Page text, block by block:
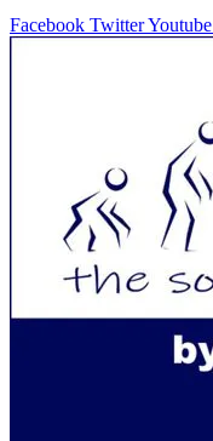
Facebook TwitterYoutube